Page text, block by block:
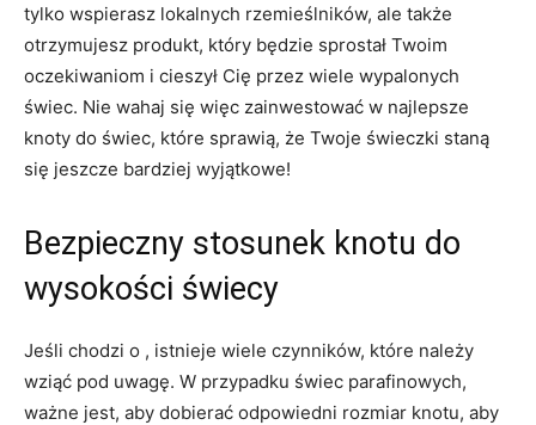
tylko ‌wspierasz lokalnych​ rzemieślników, ale⁤ także
otrzymujesz produkt, który ​będzie ⁤sprostał ​Twoim
oczekiwaniom i cieszył Cię przez wiele ​wypalonych
świec. Nie wahaj się więc zainwestować​ w najlepsze
knoty ⁢do świec, które sprawią,‍ że ⁤Twoje świeczki⁣ staną
się jeszcze bardziej wyjątkowe!
Bezpieczny stosunek knotu ⁣do
wysokości świecy
Jeśli chodzi o​ , istnieje wiele czynników, które należy
wziąć pod uwagę. W przypadku świec ⁤parafinowych,​
ważne jest,‍ aby dobierać odpowiedni rozmiar‍ knotu, aby